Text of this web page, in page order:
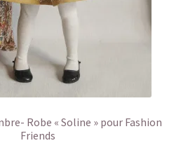
Robe « Soline » pour Fashion
Friends